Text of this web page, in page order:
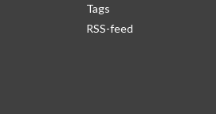
Tags
RSS-feed